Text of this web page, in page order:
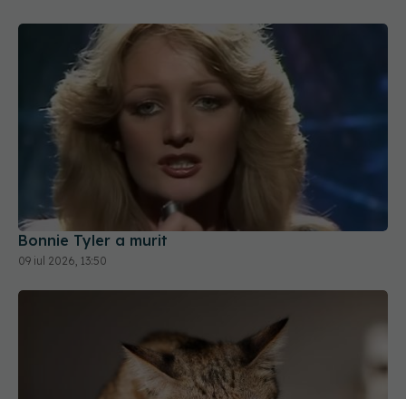
Bonnie Tyler a murit
09 iul 2026, 13:50